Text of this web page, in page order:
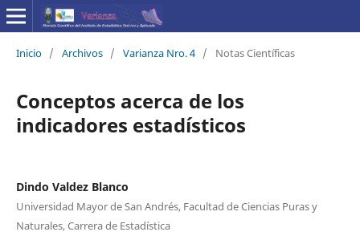
Inicio / Archivos / Varianza Nro. 4 / Notas Científicas
Conceptos acerca de los
indicadores estadísticos
Dindo Valdez Blanco
Universidad Mayor de San Andrés, Facultad de Ciencias Puras y
Naturales, Carrera de Estadística